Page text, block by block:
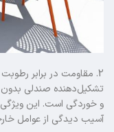
2. مقاومت در برابر
تشکیل‌دهنده صندلی‌
و خوردگی است. این ویژگی
آسیب دیدگی از عوامل